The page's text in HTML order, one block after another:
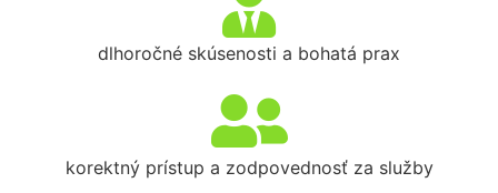
dlhoročné skúsenosti a bohatá prax
korektný prístup a zodpovednosť za služby